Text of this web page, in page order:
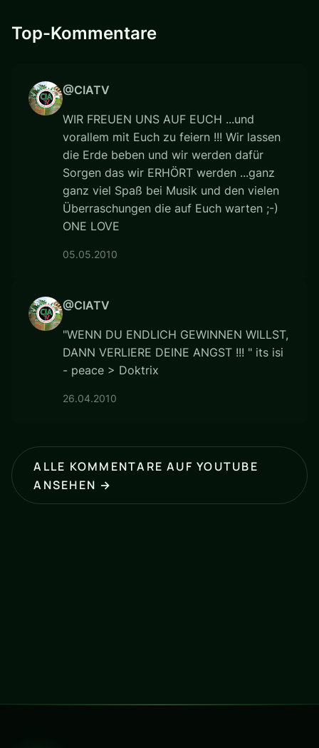
Top-Kommentare
@CIATV
WIR FREUEN UNS AUF EUCH ...und
vorallem mit Euch zu feiern !!! Wir lassen
die Erde beben und wir werden dafür
Sorgen das wir ERHÖRT werden ...ganz
ganz viel Spaß bei Musik und den vielen
Überraschungen die auf Euch warten ;-)
ONE LOVE
05.05.2010
@CIATV
"WENN DU ENDLICH GEWINNEN WILLST,
DANN VERLIERE DEINE ANGST !!! " its isi
- peace > Doktrix
26.04.2010
ALLE KOMMENTARE AUF YOUTUBE
ANSEHEN →